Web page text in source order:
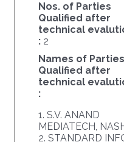
Nos. of Parties
Qualified after
technical
: 2
Names of Parties
Qualified after
technical
:
1. S.V. ANAND
MEDIATECH,
2. STANDARD